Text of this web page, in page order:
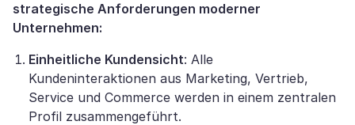
strategische Anforderungen moderner
Unternehmen:
Einheitliche Kundensicht: Alle
Kundeninteraktionen aus Marketing, Vertrieb,
Service und Commerce werden in einem zentralen
Profil zusammengeführt.